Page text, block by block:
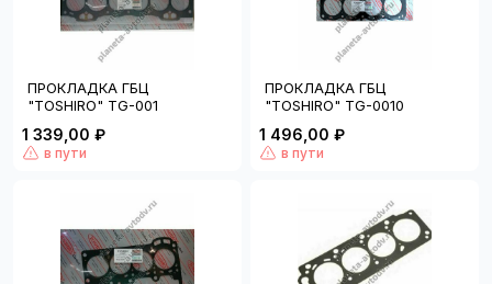
ПРОКЛАДКА ГБЦ
"TOSHIRO" TG-001
1 339,00 ₽
в пути
ПРОКЛАДКА ГБЦ
"TOSHIRO" TG-0010
1 496,00 ₽
в пути